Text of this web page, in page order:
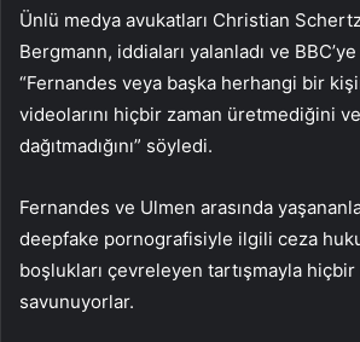
Ünlü medya avukatları Christian
Bergmann, iddiaları yalanladı ve
“Fernandes veya başka herhangi bir
videolarını hiçbir zaman üretmediğini
dağıtmadığını” söyledi.
Fernandes ve Ulmen arasında
deepfake pornografisiyle ilgili ceza
boşlukları çevreleyen tartışmayla hiçbir
savunuyorlar.